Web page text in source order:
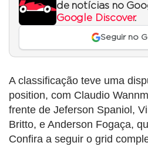
de notícias no
Google Discover.
Seguir no
A classificação teve uma
position, com Claudio
frente de Jeferson Spaniol,
Britto, e Anderson Fogaça,
Confira a seguir o grid